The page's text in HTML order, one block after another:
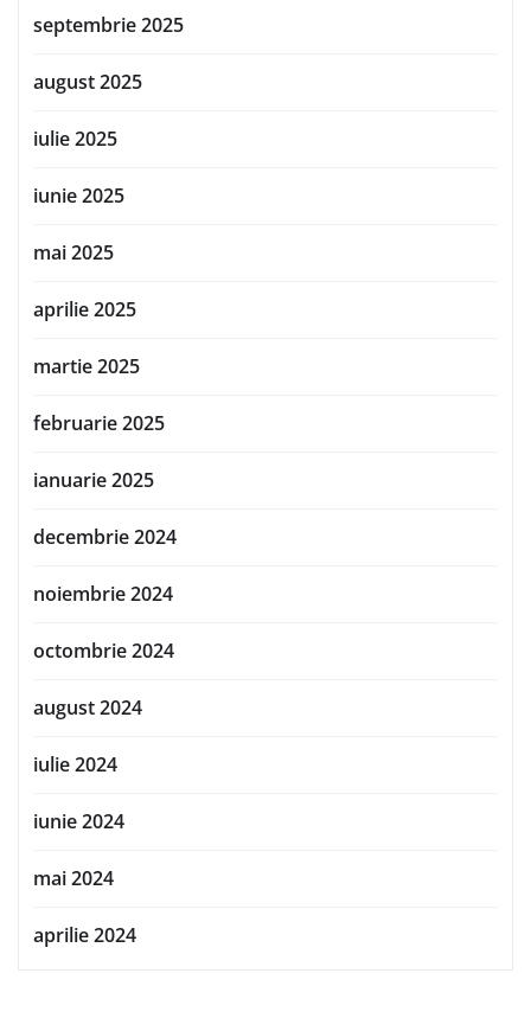
septembrie 2025
august 2025
iulie 2025
iunie 2025
mai 2025
aprilie 2025
martie 2025
februarie 2025
ianuarie 2025
decembrie 2024
noiembrie 2024
octombrie 2024
august 2024
iulie 2024
iunie 2024
mai 2024
aprilie 2024